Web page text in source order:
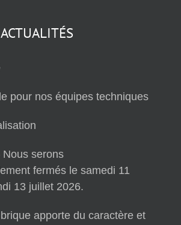
pour nos équipes techniques
serons
fermés le samedi 11
13 juillet 2026.
apporte du caractère et